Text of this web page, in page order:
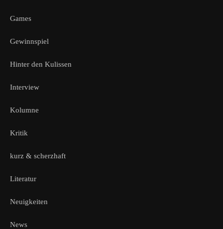
Games
Gewinnspiel
Hinter den Kulissen
Interview
Kolumne
Kritik
kurz & scherzhaft
Literatur
Neuigkeiten
News